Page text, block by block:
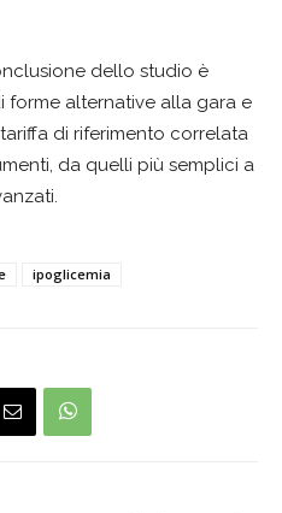
dello studio è
forme alternative alla gara e
di riferimento correlata
da quelli più semplici a
ipoglicemia